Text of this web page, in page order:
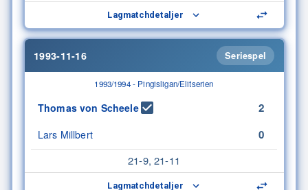
Lagmatchdetaljer
1993-11-16 Seriespel
1993/1994 - Pingisligan/Elitserien
Thomas von Scheele 2
Lars Millbert 0
21-9, 21-11
Lagmatchdetaljer